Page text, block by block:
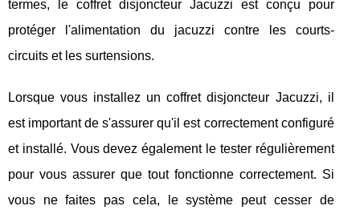
termes, le coffret disjoncteur Jacuzzi est conçu pour
protéger l'alimentation du jacuzzi contre les courts-
circuits et les surtensions.
Lorsque vous installez un coffret disjoncteur Jacuzzi, il
est important de s'assurer qu'il est correctement configuré
et installé. Vous devez également le tester régulièrement
pour vous assurer que tout fonctionne correctement. Si
vous ne faites pas cela, le système peut cesser de